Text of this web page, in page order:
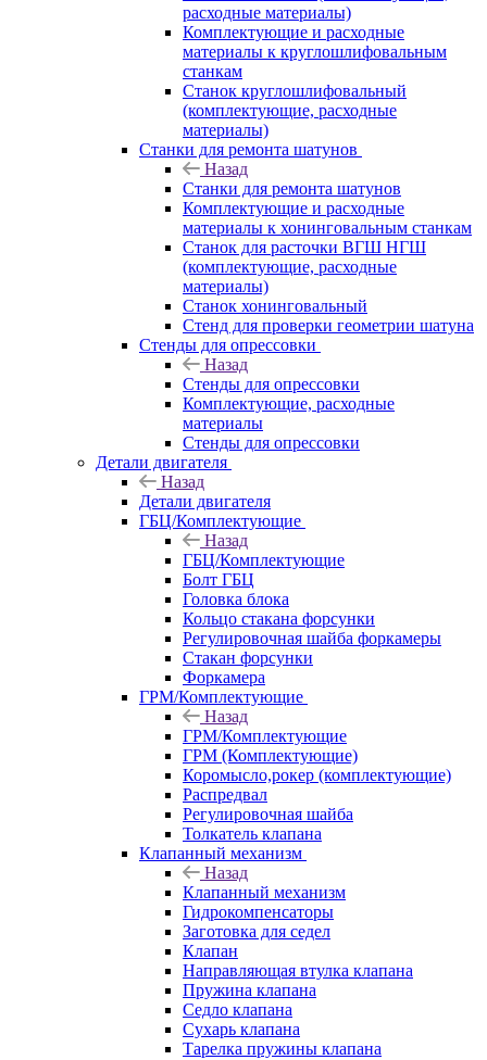
расходные материалы)
Комплектующие и расходные
материалы к круглошлифовальным
станкам
Станок круглошлифовальный
(комплектующие, расходные
материалы)
Станки для ремонта шатунов
Назад
Станки для ремонта шатунов
Комплектующие и расходные
материалы к хонинговальным станкам
Станок для расточки ВГШ НГШ
(комплектующие, расходные
материалы)
Станок хонинговальный
Стенд для проверки геометрии шатуна
Стенды для опрессовки
Назад
Стенды для опрессовки
Комплектующие, расходные
материалы
Стенды для опрессовки
Детали двигателя
Назад
Детали двигателя
ГБЦ/Комплектующие
Назад
ГБЦ/Комплектующие
Болт ГБЦ
Головка блока
Кольцо стакана форсунки
Регулировочная шайба форкамеры
Стакан форсунки
Форкамера
ГРМ/Комплектующие
Назад
ГРМ/Комплектующие
ГРМ (Комплектующие)
Коромысло,рокер (комплектующие)
Распредвал
Регулировочная шайба
Толкатель клапана
Клапанный механизм
Назад
Клапанный механизм
Гидрокомпенсаторы
Заготовка для седел
Клапан
Направляющая втулка клапана
Пружина клапана
Седло клапана
Сухарь клапана
Тарелка пружины клапана